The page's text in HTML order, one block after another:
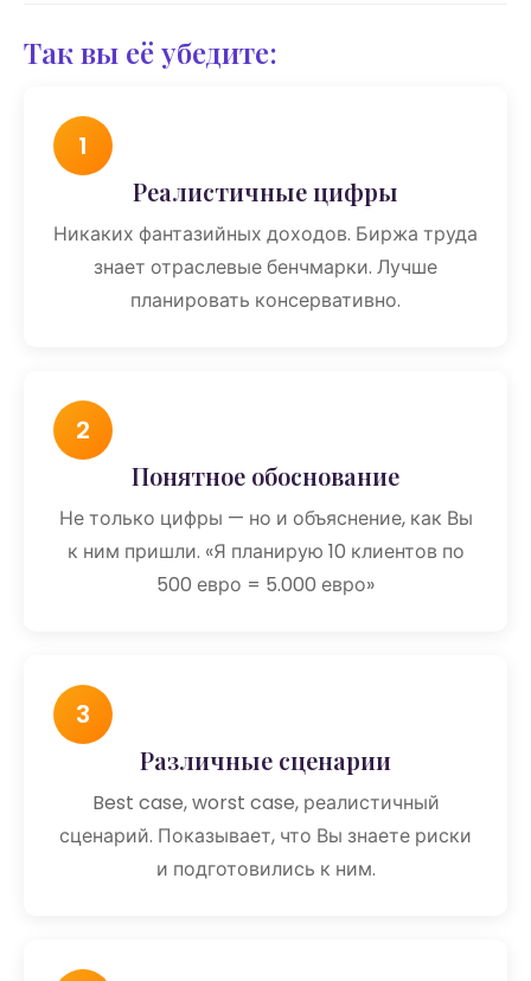
Так вы её убедите:
1
Реалистичные цифры
Никаких фантазийных доходов. Биржа труда
знает отраслевые бенчмарки. Лучше
планировать консервативно.
2
Понятное обоснование
Не только цифры — но и объяснение, как Вы
к ним пришли. «Я планирую 10 клиентов по
500 евро = 5.000 евро»
3
Различные сценарии
Best case, worst case, реалистичный
сценарий. Показывает, что Вы знаете риски
и подготовились к ним.